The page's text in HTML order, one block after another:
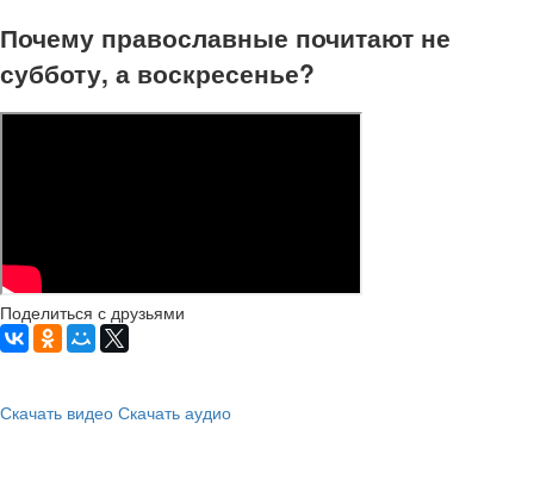
Почему православные почитают не
субботу, а воскресенье?
Поделиться с друзьями
Скачать видео Скачать аудио